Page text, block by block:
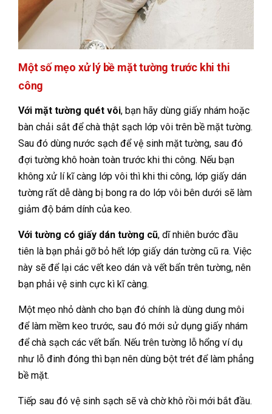
Một số mẹo xử lý bề mặt tường trước khi thi
công
Với mặt tường quét vôi, bạn hãy dùng giấy nhám hoặc
bàn chải sắt để chà thật sạch lớp vôi trên bề mặt tường.
Sau đó dùng nước sạch để vệ sinh mặt tường, sau đó
đợi tường khô hoàn toàn trước khi thi công. Nếu bạn
không xử lí kĩ càng lớp vôi thì khi thi công, lớp giấy dán
tường rất dễ dàng bị bong ra do lớp vôi bên dưới sẽ làm
giảm độ bám dính của keo.
Với tường có giấy dán tường cũ, dĩ nhiên bước đầu
tiên là bạn phải gỡ bỏ hết lớp giấy dán tường cũ ra. Việc
này sẽ để lại các vết keo dán và vết bẩn trên tường, nên
bạn phải vệ sinh cực kì kĩ càng.
Một mẹo nhỏ dành cho bạn đó chính là dùng dung môi
để làm mềm keo trước, sau đó mới sử dụng giấy nhám
để chà sạch các vết bẩn. Nếu trên tường lỗ hổng ví dụ
như lỗ đinh đóng thì bạn nên dùng bột trét để làm phẳng
bề mặt.
Tiếp sau đó vệ sinh sạch sẽ và chờ khô rồi mới bắt đầu.